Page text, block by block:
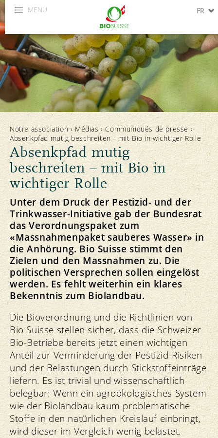
MENU FR
IT
Notre association › Médias›Communiqués de presse ›
Absenkpfad mutig beschreiten – mit Bio in wichtiger Rolle
Absenkpfad mutig
beschreiten – mit Bio in
wichtiger Rolle
Unter dem Druck der Pestizid- und der
Trinkwasser-Initiative gab der Bundesrat
das Verordnungspaket zum
«Massnahmenpaket sauberes Wasser» in
die Anhörung. Bio Suisse stimmt den
Zielen und den Massnahmen zu. Die
politischen Versprechen sollen eingelöst
werden. Es fehlt weiterhin ein klares
Bekenntnis zum Biolandbau.
Die Bioverordnung und die Richtlinien von
Bio Suisse stellen sicher, dass die Schweizer
Bio-Betriebe bereits jetzt einen wichtigen
Anteil zur Verminderung der Pestizid-Risiken
und der Belastungen durch Stickstoffeinträge
liefern. Es ist trivial und wissenschaftlich
belegbar: Wenn ein agroökologisches System
wie der Biolandbau kaum problematische
Stoffe in den natürlichen Kreislauf einbringt,
wird dieser im Vergleich wenig belastet.